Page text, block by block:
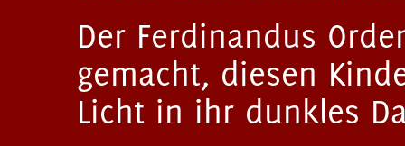
Der Ferdinandus
gemacht, diesen
Licht in ihr dunkles